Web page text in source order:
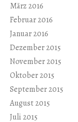
März 2016
Februar 2016
Januar 2016
Dezember 2015
November 2015
Oktober 2015
September 2015
August 2015
Juli 2015